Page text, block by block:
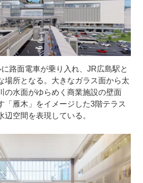
路面電車が乗り入れ、JR広島駅と
場所となる。大きなガラス面から太
の水面がゆらめく商業施設の壁面
「雁木」をイメージした3階テラス
辺空間を表現している。